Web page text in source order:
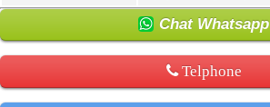
Chat Whatsapp
Telphone